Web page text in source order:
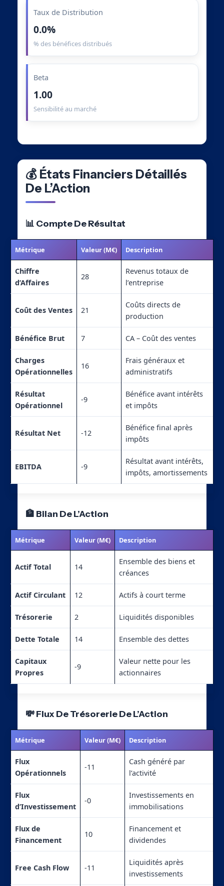
Taux de Distribution
0.0%
% des bénéfices distribués
Beta
1.00
Sensibilité au marché
💰 États Financiers Détaillés
De L’Action
📊 Compte De Résultat
Métrique Valeur (M€) Description
Chiffre
d’Affaires
28
Revenus totaux de
l’entreprise
Coût des Ventes 21
Coûts directs de
production
Bénéfice Brut 7 CA – Coût des ventes
Charges
Opérationnelles
16
Frais généraux et
administratifs
Résultat
Opérationnel
-9
Bénéfice avant intérêts
et impôts
Résultat Net -12
Bénéfice final après
impôts
EBITDA -9
Résultat avant intérêts,
impôts, amortissements
🏦 Bilan De L’Action
Métrique Valeur (M€) Description
Actif Total 14
Ensemble des biens et
créances
Actif Circulant 12 Actifs à court terme
Trésorerie 2 Liquidités disponibles
Dette Totale 14 Ensemble des dettes
Capitaux
Propres
-9
Valeur nette pour les
actionnaires
💸 Flux De Trésorerie De L’Action
Métrique Valeur (M€) Description
Flux
Opérationnels
-11
Cash généré par
l’activité
Flux
d’Investissement
-0
Investissements en
immobilisations
Flux de
Financement
10
Financement et
dividendes
Free Cash Flow -11
Liquidités après
investissements